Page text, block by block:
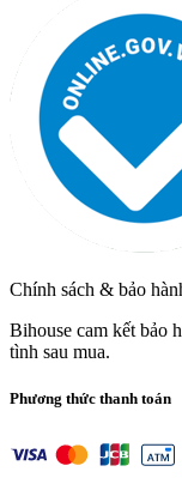
Chính sách & bảo
Bihouse cam kết bảo
tình sau mua.
Phương thức thanh toán